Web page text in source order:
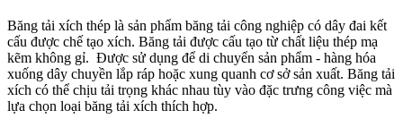
Băng tải xích thép là sản phẩm băng tải công nghiệp có dây đai kết
cấu được chế tạo xích. Băng tải được cấu tạo từ chất liệu thép mạ
kẽm không gỉ. Được sử dụng để di chuyển sản phẩm - hàng hóa
xuống dây chuyền lắp ráp hoặc xung quanh cơ sở sản xuất. Băng tải
xích có thể chịu tải trọng khác nhau tùy vào đặc trưng công việc mà
lựa chọn loại băng tải xích thích hợp.